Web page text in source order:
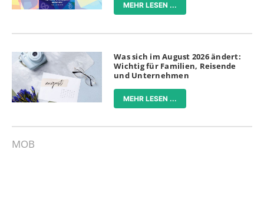
MEHR LESEN ...
Was sich im August 2026 ändert:
Wichtig für Familien, Reisende
und Unternehmen
MEHR LESEN ...
MOB